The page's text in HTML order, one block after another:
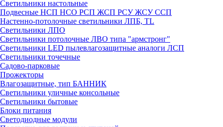
Светильники настольные
Подвесные НСП НСО РСП ЖСП РСУ ЖСУ ССП
Настенно-потолочные светильники ЛПБ, TL
Светильники ЛПО
Светильники потолочные ЛВО типа "армстронг"
Светильники LED пылевлагозащитные аналоги ЛСП
Светильники точечные
Садово-парковые
Прожекторы
Влагозащитные, тип БАННИК
Светильники уличные консольные
Светильники бытовые
Блоки питания
Светодиодные модули